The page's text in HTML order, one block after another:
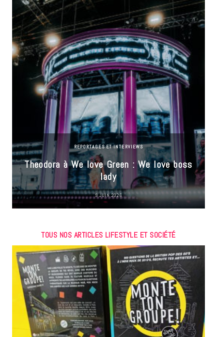
REPORTAGES ET INTERVIEWS
Theodora à We love Green : We love boss
lady
9 JUIN 2026
TOUS NOS ARTICLES LIFESTYLE ET SOCIÉTÉ